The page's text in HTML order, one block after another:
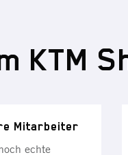
KTM
Mitarbeiter
echte